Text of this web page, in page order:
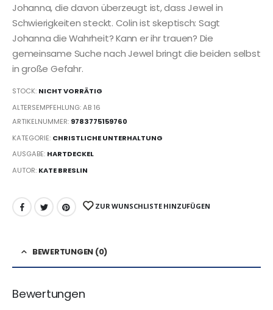
Johanna, die davon überzeugt ist, dass Jewel in
Schwierigkeiten steckt. Colin ist skeptisch: Sagt
Johanna die Wahrheit? Kann er ihr trauen? Die
gemeinsame Suche nach Jewel bringt die beiden selbst
in große Gefahr.
STOCK: NICHT VORRÄTIG
ALTERSEMPFEHLUNG: AB 16
ARTIKELNUMMER: 9783775159760
KATEGORIE: CHRISTLICHE UNTERHALTUNG
AUSGABE: HARTDECKEL
AUTOR: KATE BRESLIN
ZUR WUNSCHLISTE HINZUFÜGEN
BEWERTUNGEN (0)
Bewertungen